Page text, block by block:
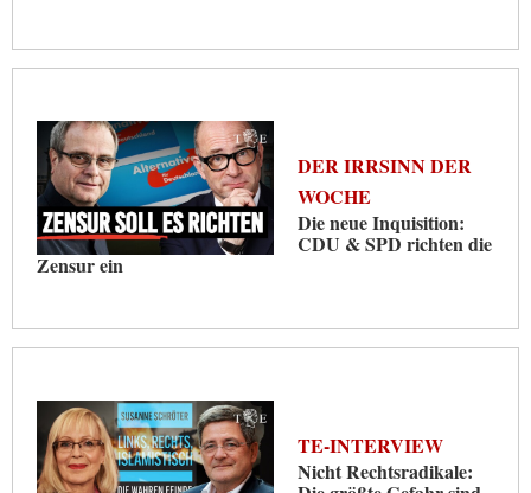
DER IRRSINN DER
WOCHE
Die neue Inquisition:
CDU & SPD richten die
Zensur ein
TE-INTERVIEW
Nicht Rechtsradikale: